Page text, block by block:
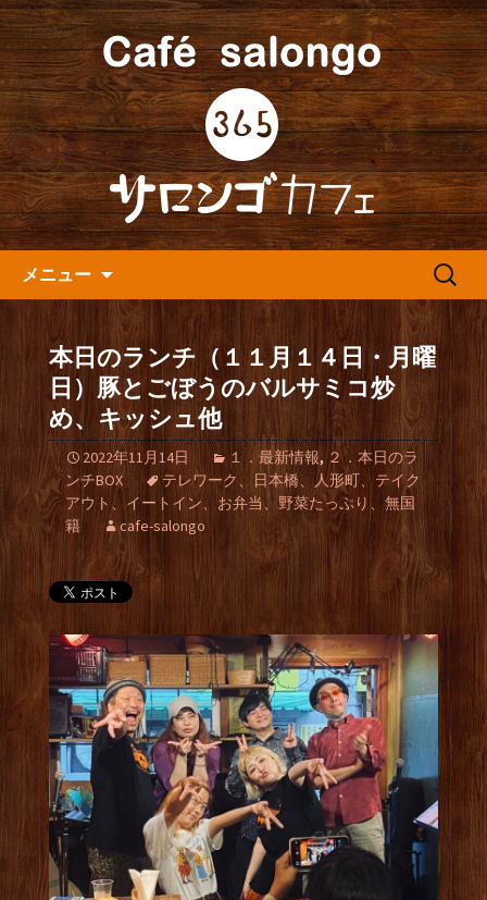
人形町の『365(サロンゴ)カフ
ェ』よりお知らせ
人形町の音楽カフェ『365カフェ』より
最新情報をお届けします。
メニュー
検
本日のランチ（１１月１４日・月曜
日）豚とごぼうのバルサミコ炒
め、キッシュ他
2022年11月14日 １．最新情報,２．本日のラ
ンチBOX
テレワーク、日本橋、人形町、テイク
アウト、イートイン、お弁当、野菜たっぷり、無国
籍
cafe-salongo